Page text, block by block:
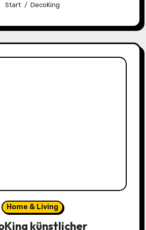
Start DecoKing
Home & Living
künstlicher